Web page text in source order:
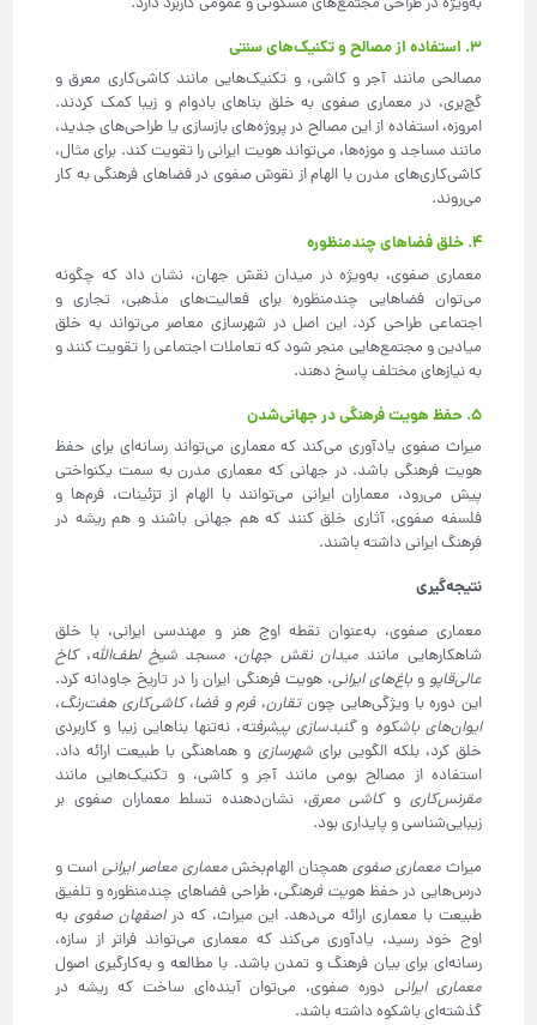
3. استفاده از مصالح و تکنیک‌های سنتی
مصالحی مانند آجر و کاشی، و تکنیک‌هایی مانند کاشی‌کاری معرق و
گچ‌بری، در معماری صفوی به خلق بناهای بادوام و زیبا کمک کردند.
امروزه، استفاده از این مصالح در پروژه‌های بازسازی یا طراحی‌های جدید،
مانند مساجد و موزه‌ها، می‌تواند هویت ایرانی را تقویت کند. برای مثال،
کاشی‌کاری‌های مدرن با الهام از نقوش صفوی در فضاهای فرهنگی به کار
می‌روند.
4. خلق فضاهای چندمنظوره
معماری صفوی، به‌ویژه در میدان نقش جهان، نشان داد که چگونه
می‌توان فضاهایی چندمنظوره برای فعالیت‌های مذهبی، تجاری و
اجتماعی طراحی کرد. این اصل در شهرسازی معاصر می‌تواند به خلق
میادین و مجتمع‌هایی منجر شود که تعاملات اجتماعی را تقویت کنند و
به نیازهای مختلف پاسخ دهند.
5. حفظ هویت فرهنگی در جهانی‌شدن
میراث صفوی یادآوری می‌کند که معماری می‌تواند رسانه‌ای برای حفظ
هویت فرهنگی باشد. در جهانی که معماری مدرن به سمت یکنواختی
پیش می‌رود، معماران ایرانی می‌توانند با الهام از تزئینات، فرم‌ها و
فلسفه صفوی، آثاری خلق کنند که هم جهانی باشند و هم ریشه در
فرهنگ ایرانی داشته باشند.
نتیجه‌گیری
معماری صفوی، به‌عنوان نقطه اوج هنر و مهندسی ایرانی، با خلق
شاهکارهایی مانند میدان نقش جهان، مسجد شیخ لطف‌الله،کاخ
عالی‌قاپو وباغ‌های ایرانی، هویت فرهنگی ایران را در تاریخ جاودانه کرد.
این دوره با ویژگی‌هایی چونتقارن،فرم و فضا،کاشی‌کاری هفت‌رنگ،
ایوان‌های باشکوه وگنبدسازی پیشرفته، نه‌تنها بناهایی زیبا و کاربردی
خلق کرد، بلکه الگویی برایشهرسازی و هماهنگی با طبیعت ارائه داد.
استفاده از مصالح بومی مانند آجر و کاشی، و تکنیک‌هایی مانند
مقرنس‌کاری وکاشی معرق، نشان‌دهنده تسلط معماران صفوی بر
زیبایی‌شناسی و پایداری بود.
میراث معماری صفویهمچنان الهام‌بخشمعماری معاصر ایرانی است و
درس‌هایی در حفظهویت فرهنگی، طراحی فضاهای چندمنظوره و تلفیق
طبیعت با معماری ارائه می‌دهد. این میراث، که دراصفهان صفویبه
اوج خود رسید، یادآوری می‌کند که معماری می‌تواند فراتر از سازه،
رسانه‌ای برای بیان فرهنگ و تمدن باشد. با مطالعه و به‌کارگیری اصول
معماری ایرانی دوره صفوی، می‌توان آینده‌ای ساخت که ریشه در
گذشته‌ای باشکوه داشته باشد.